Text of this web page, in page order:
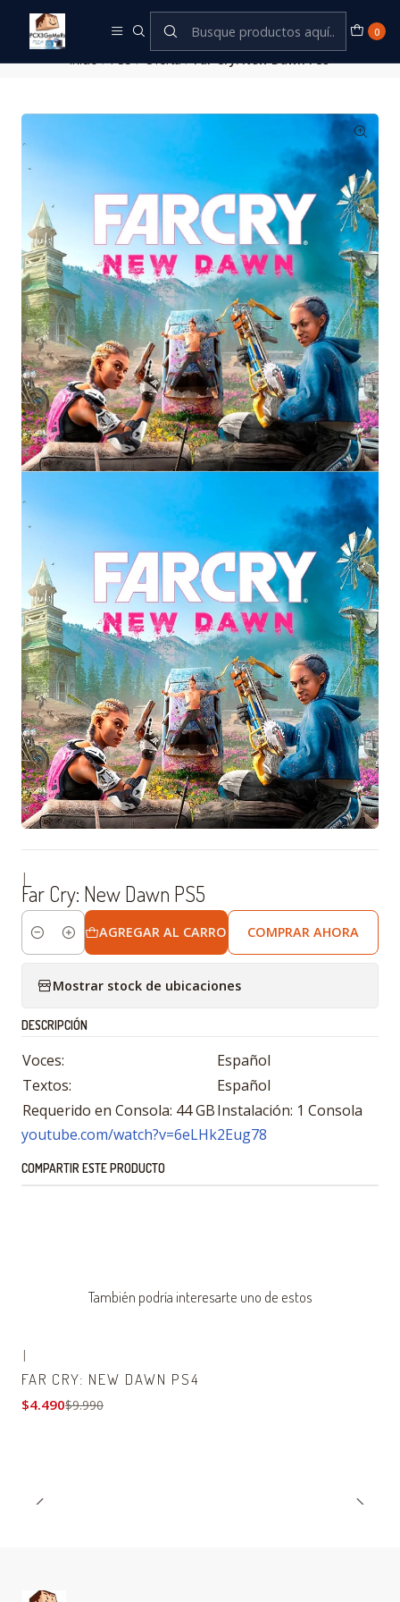
0
Inicio PS5 Oferta Far Cry: New Dawn PS5
|
Far Cry: New Dawn PS5
Cantidad
AGREGAR AL CARRO COMPRAR AHORA
Mostrar stock de ubicaciones
DESCRIPCIÓN
Voces:
Español
Textos:
Español
Requerido en Consola: 44 GBInstalación: 1 Consola
youtube.com/watch?v=6eLHk2Eug78
COMPARTIR ESTE PRODUCTO
También podría interesarte uno de estos
|
FAR CRY: NEW DAWN PS4
$4.490$9.990